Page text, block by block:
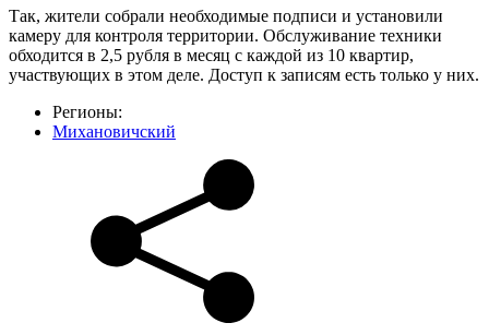
Так, жители собрали необходимые подписи и установили
камеру для контроля территории. Обслуживание техники
обходится в 2,5 рубля в месяц с каждой из 10 квартир,
участвующих в этом деле. Доступ к записям есть только у них.
Регионы:
Михановичский